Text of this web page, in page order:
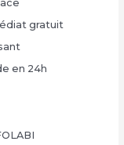
gratuit
en 24h